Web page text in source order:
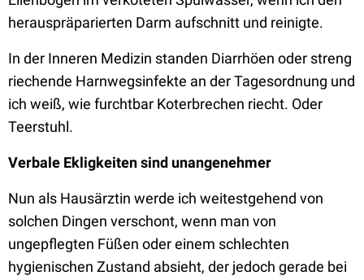
herauspräparierten Darm aufschnitt und reinigte.
In der Inneren Medizin standen Diarrhöen oder streng
riechende Harnwegsinfekte an der Tagesordnung und
ich weiß, wie furchtbar Koterbrechen riecht. Oder
Teerstuhl.
Verbale Ekligkeiten sind unangenehmer
Nun als Hausärztin werde ich weitestgehend von
solchen Dingen verschont, wenn man von
ungepflegten Füßen oder einem schlechten
hygienischen Zustand absieht, der jedoch gerade bei